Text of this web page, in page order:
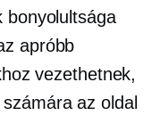
bonyolultsága
apróbb
vezethetnek,
az oldal